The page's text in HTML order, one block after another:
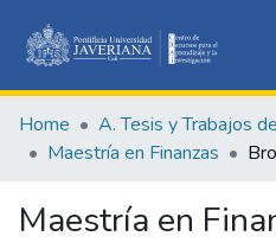
Home A. Tesis y Trabajos
Maestría en Finanzas
Maestría en